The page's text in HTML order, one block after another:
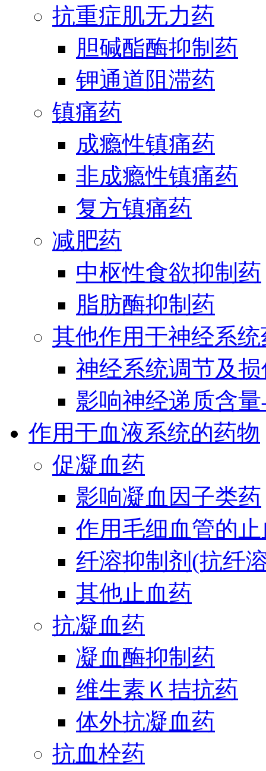
抗重症肌无力药
胆碱酯酶抑制药
钾通道阻滞药
镇痛药
成瘾性镇痛药
非成瘾性镇痛药
复方镇痛药
减肥药
中枢性食欲抑制药
脂肪酶抑制药
其他作用于神经系统
神经系统调节及
影响神经递质含
作用于血液系统的药物
促凝血药
影响凝血因子类药
作用毛细血管的
纤溶抑制剂(抗纤
其他止血药
抗凝血药
凝血酶抑制药
维生素Ｋ拮抗药
体外抗凝血药
抗血栓药